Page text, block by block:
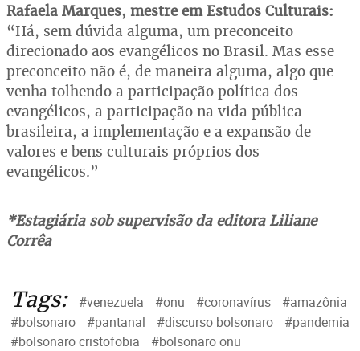
Rafaela Marques, mestre em Estudos Culturais:
“Há, sem dúvida alguma, um preconceito
direcionado aos evangélicos no Brasil. Mas esse
preconceito não é, de maneira alguma, algo que
venha tolhendo a participação política dos
evangélicos, a participação na vida pública
brasileira, a implementação e a expansão de
valores e bens culturais próprios dos
evangélicos.”
*Estagiária sob supervisão da editora Liliane
Corrêa
Tags: #venezuela #onu #coronavírus
#amazônia
#bolsonaro
#pantanal #discurso bolsonaro
#pandemia
#bolsonaro cristofobia
#bolsonaro onu